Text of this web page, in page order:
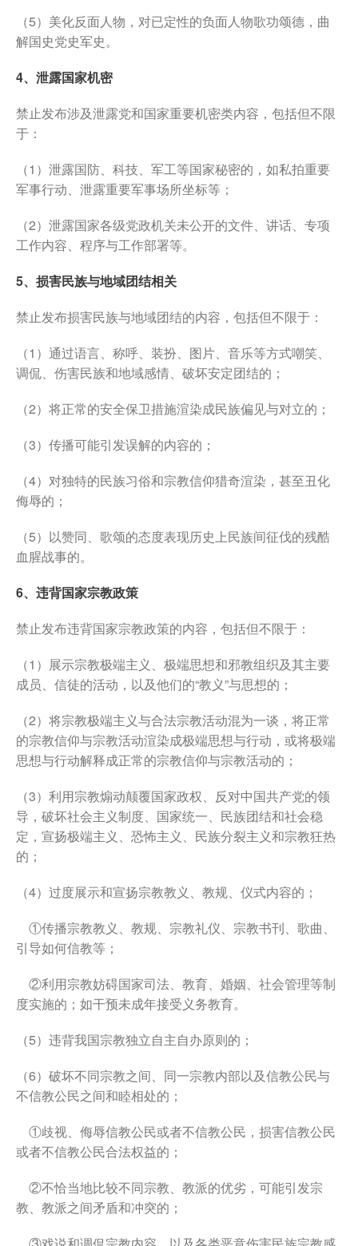
（5）美化反面人物，对已定性的负面人物歌功颂德，曲
解国史党史军史。
4、泄露国家机密
禁止发布涉及泄露党和国家重要机密类内容，包括但不限
于：
（1）泄露国防、科技、军工等国家秘密的，如私拍重要
军事行动、泄露重要军事场所坐标等；
（2）泄露国家各级党政机关未公开的文件、讲话、专项
工作内容、程序与工作部署等。
5、损害民族与地域团结相关
禁止发布损害民族与地域团结的内容，包括但不限于：
（1）通过语言、称呼、装扮、图片、音乐等方式嘲笑、
调侃、伤害民族和地域感情、破坏安定团结的；
（2）将正常的安全保卫措施渲染成民族偏见与对立的；
（3）传播可能引发误解的内容的；
（4）对独特的民族习俗和宗教信仰猎奇渲染，甚至丑化
侮辱的；
（5）以赞同、歌颂的态度表现历史上民族间征伐的残酷
血腥战事的。
6、违背国家宗教政策
禁止发布违背国家宗教政策的内容，包括但不限于：
（1）展示宗教极端主义、极端思想和邪教组织及其主要
成员、信徒的活动，以及他们的“教义”与思想的；
（2）将宗教极端主义与合法宗教活动混为一谈，将正常
的宗教信仰与宗教活动渲染成极端思想与行动，或将极端
思想与行动解释成正常的宗教信仰与宗教活动的；
（3）利用宗教煽动颠覆国家政权、反对中国共产党的领
导，破坏社会主义制度、国家统一、民族团结和社会稳
定，宣扬极端主义、恐怖主义、民族分裂主义和宗教狂热
的；
（4）过度展示和宣扬宗教教义、教规、仪式内容的；
①传播宗教教义、教规、宗教礼仪、宗教书刊、歌曲、
引导如何信教等；
②利用宗教妨碍国家司法、教育、婚姻、社会管理等制
度实施的；如干预未成年接受义务教育。
（5）违背我国宗教独立自主自办原则的；
（6）破坏不同宗教之间、同一宗教内部以及信教公民与
不信教公民之间和睦相处的；
①歧视、侮辱信教公民或者不信教公民，损害信教公民
或者不信教公民合法权益的；
②不恰当地比较不同宗教、教派的优劣，可能引发宗
教、教派之间矛盾和冲突的；